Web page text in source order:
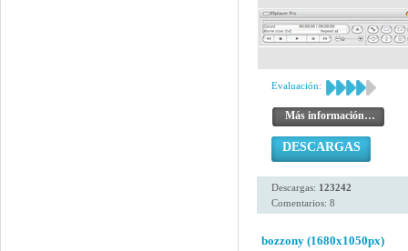
Evaluación:
Más información…
DESCARGAS
Descargas: 123242
Comentarios: 8
bozzony (1680x1050px)